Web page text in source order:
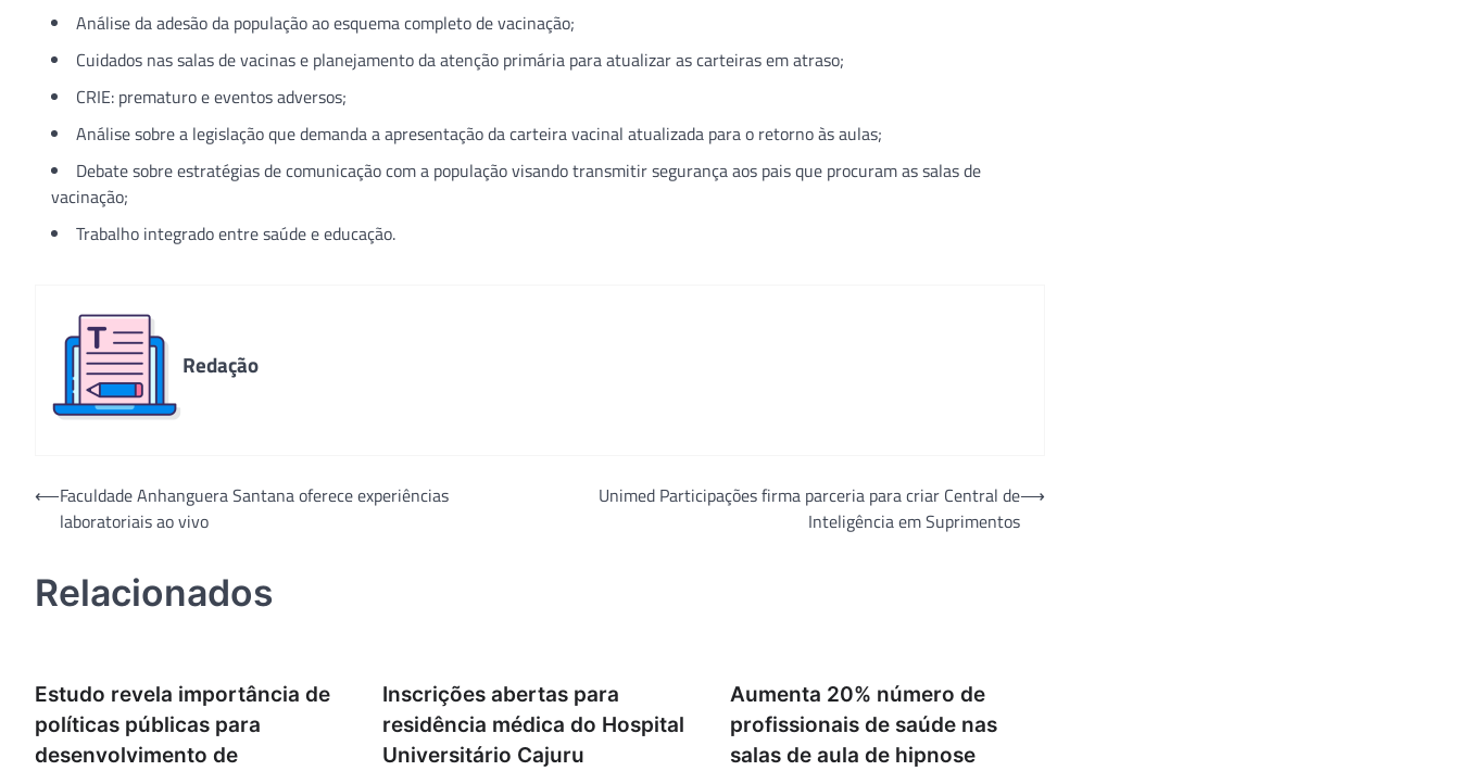
Análise da adesão da população ao esquema completo de vacinação;
Cuidados nas salas de vacinas e planejamento da atenção primária para atualizar as carteiras em atraso;
CRIE: prematuro e eventos adversos;
Análise sobre a legislação que demanda a apresentação da carteira vacinal atualizada para o retorno às aulas;
Debate sobre estratégias de comunicação com a população visando transmitir segurança aos pais que procuram as salas de
vacinação;
Trabalho integrado entre saúde e educação.
Redação
Navegação
⟵Faculdade Anhanguera Santana oferece experiências
laboratoriais ao vivo
Unimed Participações firma parceria para criar Central de
Inteligência em Suprimentos
⟶
Relacionados
Estudo revela importância de
políticas públicas para
desenvolvimento de
Inscrições abertas para
residência médica do Hospital
Universitário Cajuru
Aumenta 20% número de
profissionais de saúde nas
salas de aula de hipnose